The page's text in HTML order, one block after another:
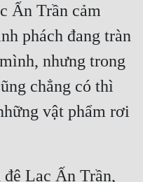
Ấn Trần cảm
phách đang tràn
nhưng trong
chẳng có thì
vật phẩm rơi
Lạc Ấn Trần,